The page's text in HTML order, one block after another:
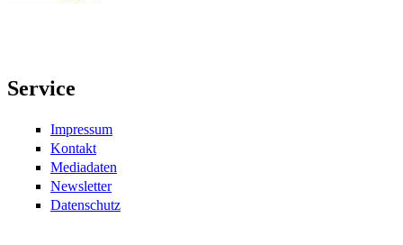
Service
Impressum
Kontakt
Mediadaten
Newsletter
Datenschutz